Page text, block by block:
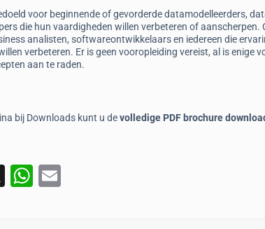
voor beginnende of gevorderde datamodelleerders,
die hun vaardigheden willen verbeteren of aanscherpen.
analisten, softwareontwikkelaars en iedereen die
verbeteren. Er is geen vooropleiding vereist, al is enige
aan te raden.
bij Downloads kunt u devolledige PDF brochure
X
W